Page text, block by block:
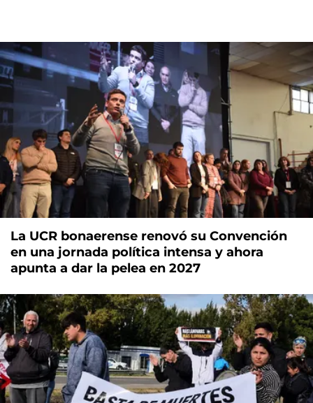
La UCR bonaerense renovó su Convención
en una jornada política intensa y ahora
apunta a dar la pelea en 2027